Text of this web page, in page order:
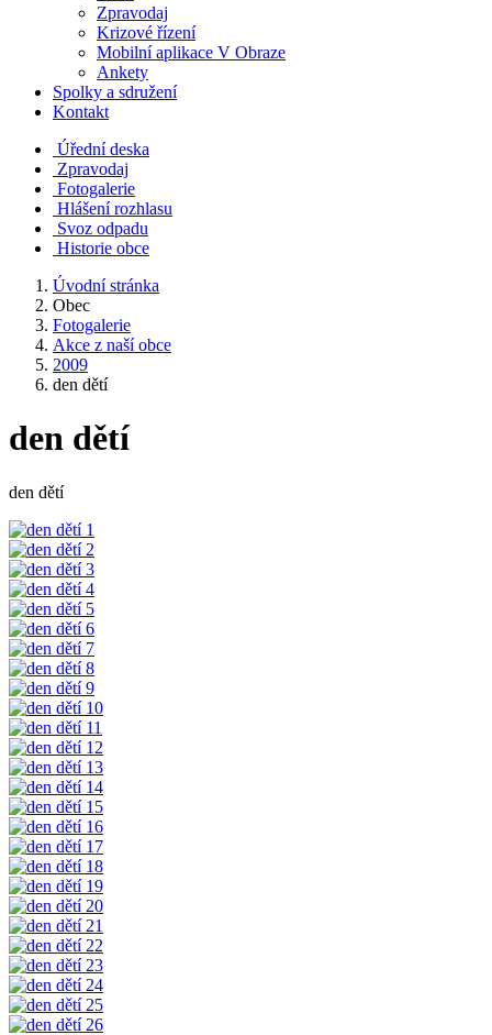
Zpravodaj
Krizové řízení
Mobilní aplikace V Obraze
Ankety
Spolky a sdružení
Kontakt
Úřední deska
Zpravodaj
Fotogalerie
Hlášení rozhlasu
Svoz odpadu
Historie obce
Úvodní stránka
Obec
Fotogalerie
Akce z naší obce
2009
den dětí
den dětí
den dětí